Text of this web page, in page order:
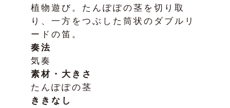
植物遊び。たんぽぽの茎を切り取
り、一方をつぶした筒状のダブルリ
ードの笛。
奏法
気奏
素材・大きさ
たんぽぽの茎
ききなし